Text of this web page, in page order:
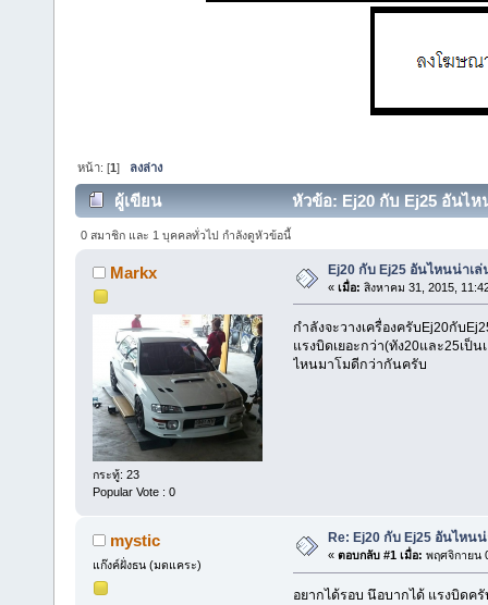
หน้า: [1] ลงล่าง
ผู้เขียน หัวข้อ: Ej20 กับ Ej25 อันไห
0 สมาชิก และ 1 บุคคลทั่วไป กำลังดูหัวข้อนี้
Markx
กระทู้: 23
Popular Vote : 0
Ej20 กับ Ej25 อันไหนน่าเ
« เมื่อ: สิงหาคม 31, 2015,
กำลังจะวางเครื่องครับEj20กับ
แรงบิดเยอะกว่า(ทัง20และ25เป็
ไหนมาโมดีกว่ากันครับ
mystic
แก๊งค์ฝั่งธน (มดแคระ)
Re: Ej20 กับ Ej25 อันไหน
« ตอบกลับ #1 เมื่อ: พฤศจิกายน
อยากได้รอบ นึอบากได้ แรงบิดครั